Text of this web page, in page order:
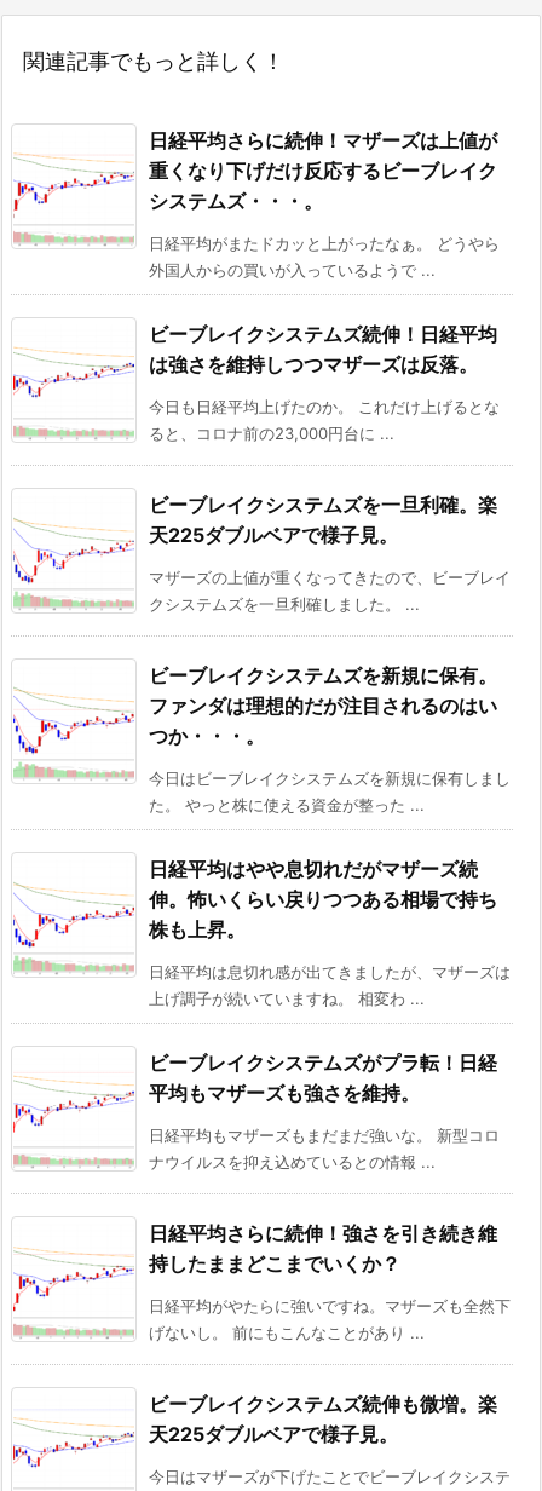
関連記事でもっと詳しく！
日経平均さらに続伸！マザーズは上値が
重くなり下げだけ反応するビーブレイク
システムズ・・・。
日経平均がまたドカッと上がったなぁ。 どうやら
外国人からの買いが入っているようで ...
ビーブレイクシステムズ続伸！日経平均
は強さを維持しつつマザーズは反落。
今日も日経平均上げたのか。 これだけ上げるとな
ると、コロナ前の23,000円台に ...
ビーブレイクシステムズを一旦利確。楽
天225ダブルベアで様子見。
マザーズの上値が重くなってきたので、ビーブレイ
クシステムズを一旦利確しました。 ...
ビーブレイクシステムズを新規に保有。
ファンダは理想的だが注目されるのはい
つか・・・。
今日はビーブレイクシステムズを新規に保有しまし
た。 やっと株に使える資金が整った ...
日経平均はやや息切れだがマザーズ続
伸。怖いくらい戻りつつある相場で持ち
株も上昇。
日経平均は息切れ感が出てきましたが、マザーズは
上げ調子が続いていますね。 相変わ ...
ビーブレイクシステムズがプラ転！日経
平均もマザーズも強さを維持。
日経平均もマザーズもまだまだ強いな。 新型コロ
ナウイルスを抑え込めているとの情報 ...
日経平均さらに続伸！強さを引き続き維
持したままどこまでいくか？
日経平均がやたらに強いですね。マザーズも全然下
げないし。 前にもこんなことがあり ...
ビーブレイクシステムズ続伸も微増。楽
天225ダブルベアで様子見。
今日はマザーズが下げたことでビーブレイクシステ